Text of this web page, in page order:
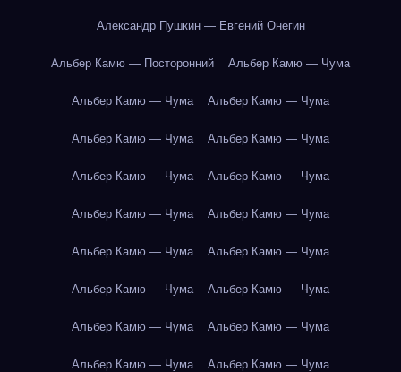
Александр Пушкин — Евгений Онегин
Альбер Камю — Посторонний Альбер Камю — Чума
Альбер Камю — Чума Альбер Камю — Чума
Альбер Камю — Чума Альбер Камю — Чума
Альбер Камю — Чума Альбер Камю — Чума
Альбер Камю — Чума Альбер Камю — Чума
Альбер Камю — Чума Альбер Камю — Чума
Альбер Камю — Чума Альбер Камю — Чума
Альбер Камю — Чума Альбер Камю — Чума
Альбер Камю — Чума Альбер Камю — Чума